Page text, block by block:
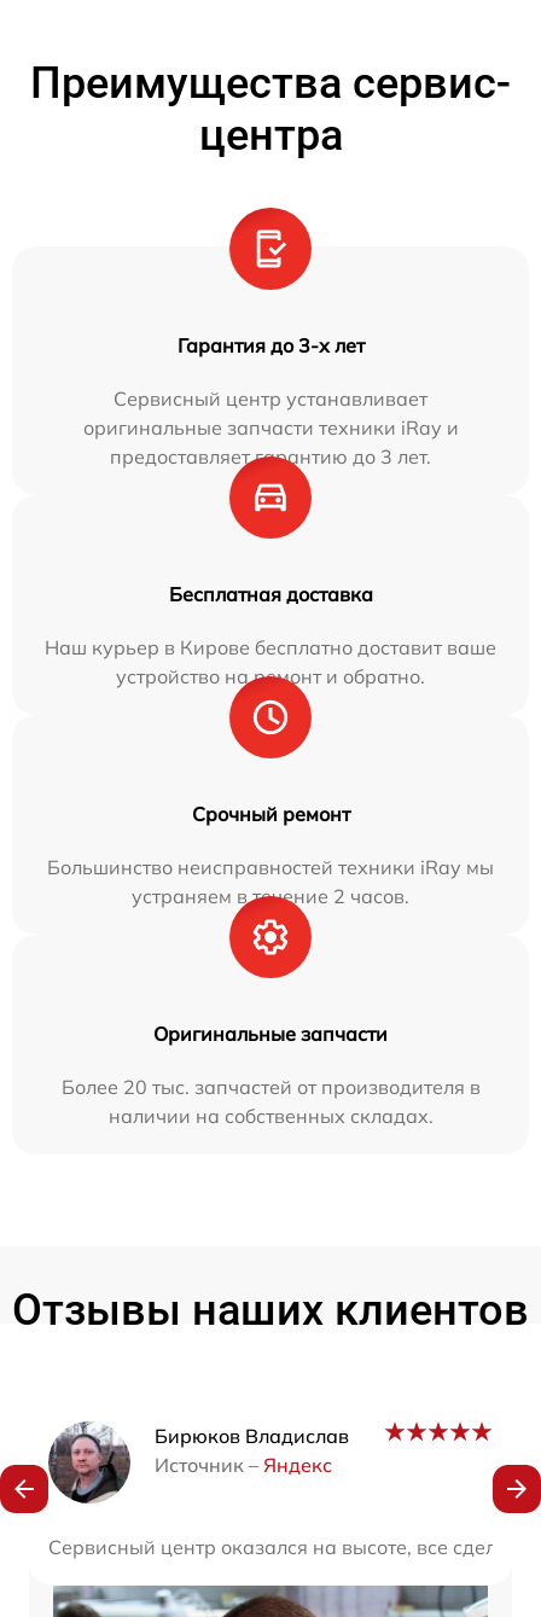
Преимущества сервис-
центра
Гарантия до 3-х лет
Сервисный центр устанавливает
оригинальные запчасти техники iRay и
предоставляет гарантию до 3 лет.
Бесплатная доставка
Наш курьер в Кирове бесплатно доставит ваше
устройство на ремонт и обратно.
Срочный ремонт
Большинство неисправностей техники iRay мы
устраняем в течение 2 часов.
Оригинальные запчасти
Более 20 тыс. запчастей от производителя в
наличии на собственных складах.
Отзывы наших клиентов
Бирюков Владислав
Источник – Яндекс
Сервисный центр оказался на высоте, все
Наши мастера